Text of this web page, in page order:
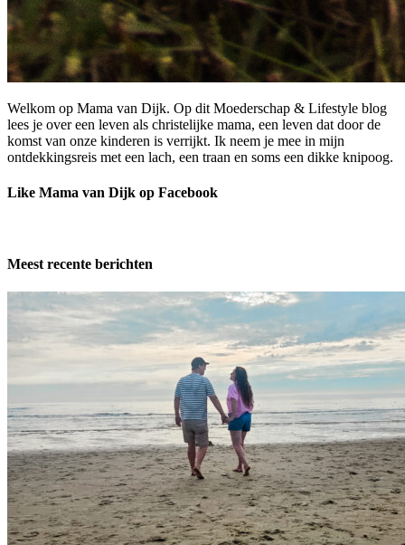
Welkom op Mama van Dijk. Op dit Moederschap & Lifestyle blog
lees je over een leven als christelijke mama, een leven dat door de
komst van onze kinderen is verrijkt. Ik neem je mee in mijn
ontdekkingsreis met een lach, een traan en soms een dikke knipoog.
Like Mama van Dijk op Facebook
Meest recente berichten